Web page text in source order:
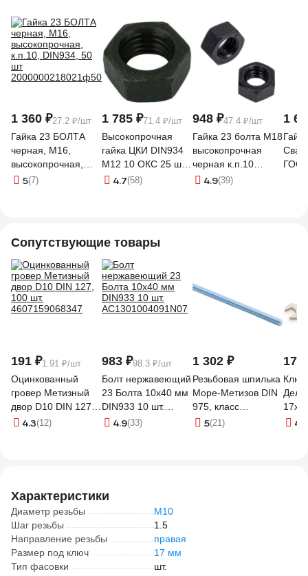
1 360 ₽27.2 ₽/шт
Гайка 23 БОЛТА
черная, М16,
высокопрочная,
к.п.10, DIN934, 50
5(7)
1 785 ₽71.4 ₽/шт
Высокопрочная
гайка ЦКИ DIN934
М12 10 ОКС 25 шт.
57857
4.7(58)
948 ₽47.4 ₽/шт
Гайка 23 болта М18
высокопрочная
черная к.п.10
DIN934, 20 шт.
4.9(39)
1
Сопутствующие товары
191 ₽1.91 ₽/шт
Оцинкованный
гровер Метизный
двор D10 DIN 127,
100 шт.
4.3(12)
983 ₽98.3 ₽/шт
Болт нержавеющий
23 Болта 10x40 мм
DIN933 10 шт.
АС1301004091N07
4.9(33)
1 302 ₽
Резьбовая шпилька
Море-Метизов DIN
975, класс
прочности 8.8
5(21)
172
Дело
4.9
Характеристики
Диаметр резьбы
М10
Шаг резьбы
1.5
Направление резьбы
правая
Размер под ключ
17 мм
Тип фасовки
шт.